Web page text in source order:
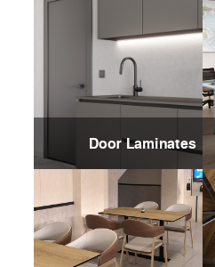
Door Laminates